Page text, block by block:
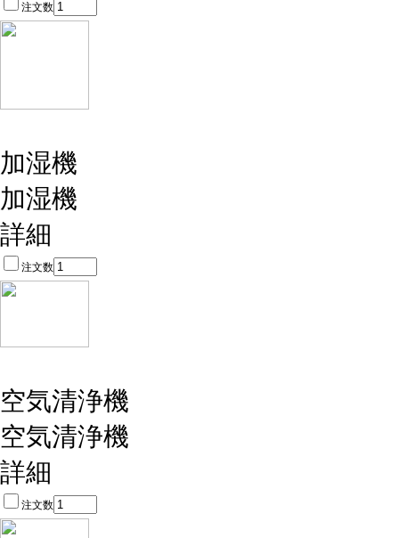
注文数
加湿機
加湿機
詳細
注文数
空気清浄機
空気清浄機
詳細
注文数